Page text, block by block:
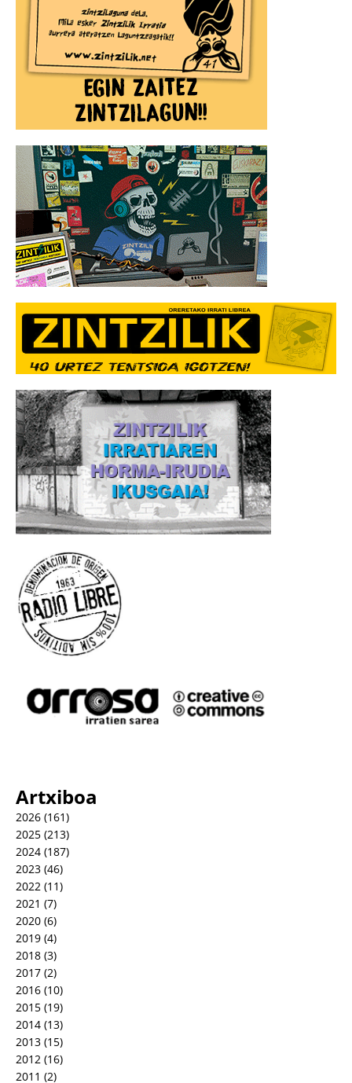
Artxiboa
2026 (161)
2025 (213)
2024 (187)
2023 (46)
2022 (11)
2021 (7)
2020 (6)
2019 (4)
2018 (3)
2017 (2)
2016 (10)
2015 (19)
2014 (13)
2013 (15)
2012 (16)
2011 (2)